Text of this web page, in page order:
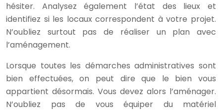
hésiter. Analysez également l’état des lieux et
identifiez si les locaux correspondent à votre projet.
N’oubliez surtout pas de réaliser un plan avec
l’aménagement.
Lorsque toutes les démarches administratives sont
bien effectuées, on peut dire que le bien vous
appartient désormais. Vous devez alors l’aménager.
N’oubliez pas de vous équiper du matériel